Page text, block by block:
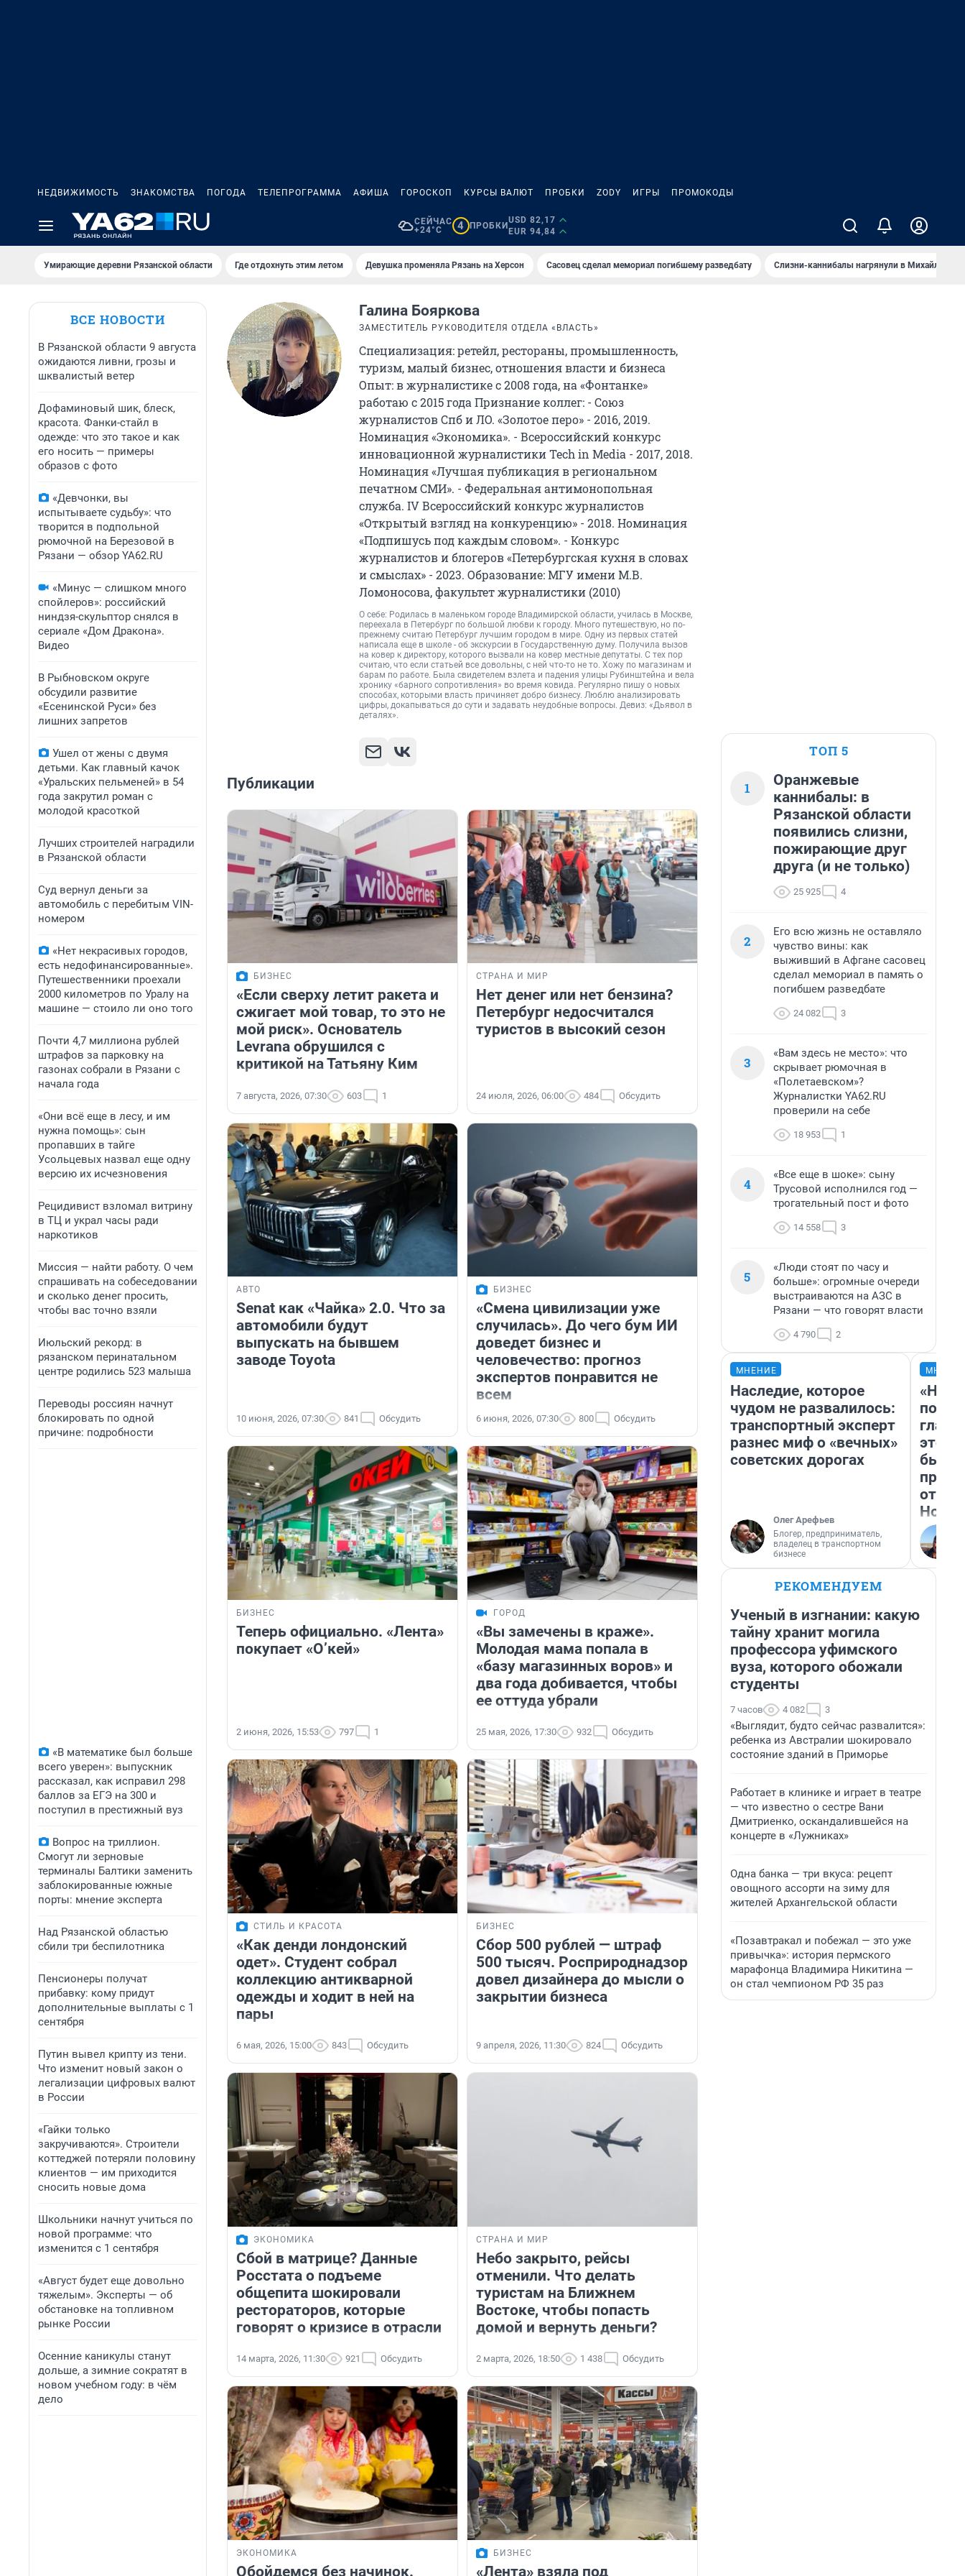
НЕДВИЖИМОСТЬ ЗНАКОМСТВА ПОГОДА ТЕЛЕПРОГРАММА АФИША ГОРОСКОП КУРСЫ ВАЛЮТ ПРОБКИ ZODY ИГРЫ ПРОМОКОДЫ
СЕЙЧАС
+24°C
4 ПРОБКИ
USD 82,17
EUR 94,84
Умирающие деревни Рязанской области Где отдохнуть этим летом Девушка променяла Рязань на Херсон Сасовец сделал мемориал погибшему разведбату Слизни-каннибалы нагрянули в Михайлов
ВСЕ НОВОСТИ
В Рязанской области 9 августа
ожидаются ливни, грозы и
шквалистый ветер
Дофаминовый шик, блеск,
красота. Фанки-стайл в
одежде: что это такое и как
его носить — примеры
образов с фото
«Девчонки, вы
испытываете судьбу»: что
творится в подпольной
рюмочной на Березовой в
Рязани — обзор YA62.RU
«Минус — слишком много
спойлеров»: российский
ниндзя-скульптор снялся в
сериале «Дом Дракона».
Видео
В Рыбновском округе
обсудили развитие
«Есенинской Руси» без
лишних запретов
Ушел от жены с двумя
детьми. Как главный качок
«Уральских пельменей» в 54
года закрутил роман с
молодой красоткой
Лучших строителей наградили
в Рязанской области
Суд вернул деньги за
автомобиль с перебитым VIN-
номером
«Нет некрасивых городов,
есть недофинансированные».
Путешественники проехали
2000 километров по Уралу на
машине — стоило ли оно того
Почти 4,7 миллиона рублей
штрафов за парковку на
газонах собрали в Рязани с
начала года
«Они всё еще в лесу, и им
нужна помощь»: сын
пропавших в тайге
Усольцевых назвал еще одну
версию их исчезновения
Рецидивист взломал витрину
в ТЦ и украл часы ради
наркотиков
Миссия — найти работу. О чем
спрашивать на собеседовании
и сколько денег просить,
чтобы вас точно взяли
Июльский рекорд: в
рязанском перинатальном
центре родились 523 малыша
Переводы россиян начнут
блокировать по одной
причине: подробности
«В математике был больше
всего уверен»: выпускник
рассказал, как исправил 298
баллов за ЕГЭ на 300 и
поступил в престижный вуз
Вопрос на триллион.
Смогут ли зерновые
терминалы Балтики заменить
заблокированные южные
порты: мнение эксперта
Над Рязанской областью
сбили три беспилотника
Пенсионеры получат
прибавку: кому придут
дополнительные выплаты с 1
сентября
Путин вывел крипту из тени.
Что изменит новый закон о
легализации цифровых валют
в России
«Гайки только
закручиваются». Строители
коттеджей потеряли половину
клиентов — им приходится
сносить новые дома
Школьники начнут учиться по
новой программе: что
изменится с 1 сентября
«Август будет еще довольно
тяжелым». Эксперты — об
обстановке на топливном
рынке России
Осенние каникулы станут
дольше, а зимние сократят в
новом учебном году: в чём
дело
Галина Бояркова
ЗАМЕСТИТЕЛЬ РУКОВОДИТЕЛЯ ОТДЕЛА «ВЛАСТЬ»
Специализация: ретейл, рестораны, промышленность,
туризм, малый бизнес, отношения власти и бизнеса
Опыт: в журналистике с 2008 года, на «Фонтанке»
работаю с 2015 года Признание коллег: - Союз
журналистов Спб и ЛО. «Золотое перо» - 2016, 2019.
Номинация «Экономика». - Всероссийский конкурс
инновационной журналистики Tech in Media - 2017, 2018.
Номинация «Лучшая публикация в региональном
печатном СМИ». - Федеральная антимонопольная
служба. IV Всероссийский конкурс журналистов
«Открытый взгляд на конкуренцию» - 2018. Номинация
«Подпишусь под каждым словом». - Конкурс
журналистов и блогеров «Петербургская кухня в словах
и смыслах» - 2023. Образование: МГУ имени М.В.
Ломоносова, факультет журналистики (2010)
О себе: Родилась в маленьком городе Владимирской области, училась в Москве,
переехала в Петербург по большой любви к городу. Много путешествую, но по-
прежнему считаю Петербург лучшим городом в мире. Одну из первых статей
написала еще в школе - об экскурсии в Государственную думу. Получила вызов
на ковер к директору, которого вызвали на ковер местные депутаты. С тех пор
считаю, что если статьей все довольны, с ней что-то не то. Хожу по магазинам и
барам по работе. Была свидетелем взлета и падения улицы Рубинштейна и вела
хронику «барного сопротивления» во время ковида. Регулярно пишу о новых
способах, которыми власть причиняет добро бизнесу. Люблю анализировать
цифры, докапываться до сути и задавать неудобные вопросы. Девиз: «Дьявол в
деталях».
Публикации
БИЗНЕС
«Если сверху летит ракета и
сжигает мой товар, то это не
мой риск». Основатель
Levrana обрушился с
критикой на Татьяну Ким
7 августа, 2026, 07:30 603 1
СТРАНА И МИР
Нет денег или нет бензина?
Петербург недосчитался
туристов в высокий сезон
24 июля, 2026, 06:00 484 Обсудить
АВТО
Senat как «Чайка» 2.0. Что за
автомобили будут
выпускать на бывшем
заводе Toyota
10 июня, 2026, 07:30 841 Обсудить
БИЗНЕС
«Смена цивилизации уже
случилась». До чего бум ИИ
доведет бизнес и
человечество: прогноз
экспертов понравится не
всем
6 июня, 2026, 07:30 800 Обсудить
БИЗНЕС
Теперь официально. «Лента»
покупает «О’кей»
2 июня, 2026, 15:53 797 1
ГОРОД
«Вы замечены в краже».
Молодая мама попала в
«базу магазинных воров» и
два года добивается, чтобы
ее оттуда убрали
25 мая, 2026, 17:30 932 Обсудить
СТИЛЬ И КРАСОТА
«Как денди лондонский
одет». Студент собрал
коллекцию антикварной
одежды и ходит в ней на
пары
6 мая, 2026, 15:00 843 Обсудить
БИЗНЕС
Сбор 500 рублей — штраф
500 тысяч. Росприроднадзор
довел дизайнера до мысли о
закрытии бизнеса
9 апреля, 2026, 11:30 824 Обсудить
ЭКОНОМИКА
Сбой в матрице? Данные
Росстата о подъеме
общепита шокировали
рестораторов, которые
говорят о кризисе в отрасли
14 марта, 2026, 11:30 921 Обсудить
СТРАНА И МИР
Небо закрыто, рейсы
отменили. Что делать
туристам на Ближнем
Востоке, чтобы попасть
домой и вернуть деньги?
2 марта, 2026, 18:50 1 438 Обсудить
ЭКОНОМИКА
Обойдемся без начинок.
БИЗНЕС
«Лента» взяла под
ТОП 5
1
Оранжевые
каннибалы: в
Рязанской области
появились слизни,
пожирающие друг
друга (и не только)
25 925 4
2
Его всю жизнь не оставляло
чувство вины: как
выживший в Афгане сасовец
сделал мемориал в память о
погибшем разведбате
24 082 3
3
«Вам здесь не место»: что
скрывает рюмочная в
«Полетаевском»?
Журналистки YA62.RU
проверили на себе
18 953 1
4
«Все еще в шоке»: сыну
Трусовой исполнился год —
трогательный пост и фото
14 558 3
5
«Люди стоят по часу и
больше»: огромные очереди
выстраиваются на АЗС в
Рязани — что говорят власти
4 790 2
МНЕНИЕ
Наследие, которое
чудом не развалилось:
транспортный эксперт
разнес миф о «вечных»
советских дорогах
Олег Арефьев
Блогер, предприниматель,
владелец в транспортном
бизнесе
этого
бьет
РЕКОМЕНДУЕМ
Ученый в изгнании: какую
тайну хранит могила
профессора уфимского
вуза, которого обожали
студенты
7 часов 4 082 3
«Выглядит, будто сейчас развалится»:
ребенка из Австралии шокировало
состояние зданий в Приморье
Работает в клинике и играет в театре
— что известно о сестре Вани
Дмитриенко, оскандалившейся на
концерте в «Лужниках»
Одна банка — три вкуса: рецепт
овощного ассорти на зиму для
жителей Архангельской области
«Позавтракал и побежал — это уже
привычка»: история пермского
марафонца Владимира Никитина —
он стал чемпионом РФ 35 раз